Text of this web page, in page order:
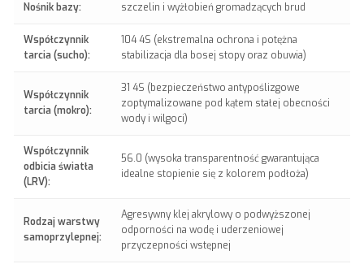
Nośnik bazy:
szczelin i wyżłobień gromadzących brud
Współczynnik
tarcia (sucho):
104 4S (ekstremalna ochrona i potężna
stabilizacja dla bosej stopy oraz obuwia)
Współczynnik
tarcia (mokro):
31 4S (bezpieczeństwo antypoślizgowe
zoptymalizowane pod kątem stałej obecności
wody i wilgoci)
Współczynnik
odbicia światła
(LRV):
56.0 (wysoka transparentność gwarantująca
idealne stopienie się z kolorem podłoża)
Rodzaj warstwy
samoprzylepnej:
Agresywny klej akrylowy o podwyższonej
odporności na wodę i uderzeniowej
przyczepności wstępnej